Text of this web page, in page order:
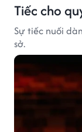
Tiếc cho
Sự tiếc nuối
sở.